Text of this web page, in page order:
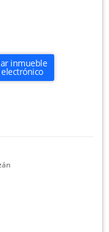
inmueble